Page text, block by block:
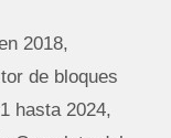
2018,
de bloques
hasta 2024,